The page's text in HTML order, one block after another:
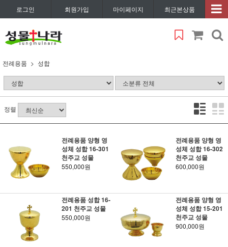
로그인 회원가입 마이페이지 최근본상품
전례용품 성합
정렬
전례용품 양형 영
성체 성합 16-301
천주교 성물
550,000원
전례용품 양형 영
성체 성합 16-302
천주교 성물
600,000원
전례용품 성합 16-
201 천주교 성물
550,000원
전례용품 양형 영
성체 성합 15-201
천주교 성물
900,000원